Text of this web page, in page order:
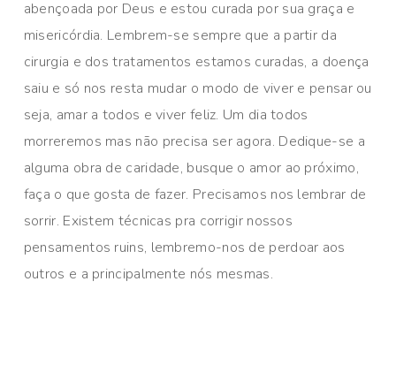
abençoada por Deus e estou curada por sua graça e
misericórdia. Lembrem-se sempre que a partir da
cirurgia e dos tratamentos estamos curadas, a doença
saiu e só nos resta mudar o modo de viver e pensar ou
seja, amar a todos e viver feliz. Um dia todos
morreremos mas não precisa ser agora. Dedique-se a
alguma obra de caridade, busque o amor ao próximo,
faça o que gosta de fazer. Precisamos nos lembrar de
sorrir. Existem técnicas pra corrigir nossos
pensamentos ruins, lembremo-nos de perdoar aos
outros e a principalmente nós mesmas.